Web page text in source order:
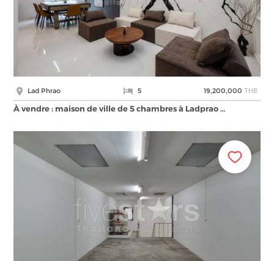
Lad Phrao 5 19,200,000 THB
À vendre : maison de ville de 5 chambres à Ladprao …